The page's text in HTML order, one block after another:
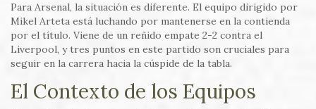
Para Arsenal, la situación es diferente. El equipo dirigido por
Mikel Arteta está luchando por mantenerse en la contienda
por el título. Viene de un reñido empate 2-2 contra el
Liverpool, y tres puntos en este partido son cruciales para
seguir en la carrera hacia la cúspide de la tabla.
El Contexto de los Equipos